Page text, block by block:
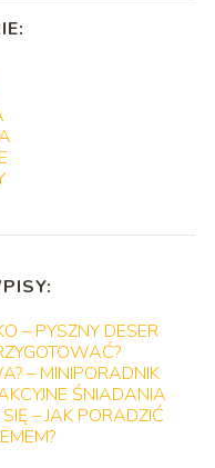
– PYSZNY DESER
– MINIPORADNIK
ŚNIADANIA
– JAK PORADZIĆ